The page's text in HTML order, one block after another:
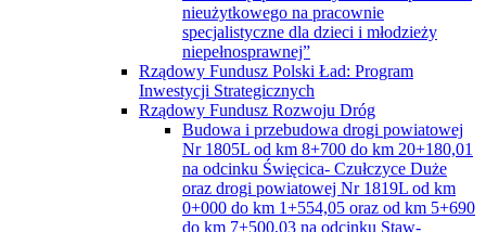
nieużytkowego na pracownie
specjalistyczne dla dzieci i młodzieży
niepełnosprawnej”
Rządowy Fundusz Polski Ład: Program
Inwestycji Strategicznych
Rządowy Fundusz Rozwoju Dróg
Budowa i przebudowa drogi powiatowej
Nr 1805L od km 8+700 do km 20+180,01
na odcinku Święcica- Czułczyce Duże
oraz drogi powiatowej Nr 1819L od km
0+000 do km 1+554,05 oraz od km 5+690
do km 7+500,03 na odcinku Staw-